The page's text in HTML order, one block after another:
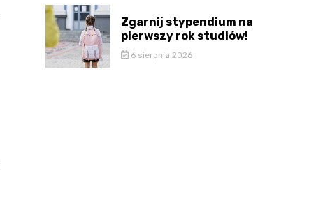
Zgarnij stypendium na
pierwszy rok studiów!
6 sierpnia 2026